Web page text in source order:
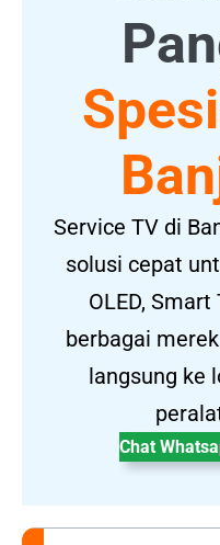
Service TV di
solusi cepat
OLED,
berbagai
langsung ke
Chat